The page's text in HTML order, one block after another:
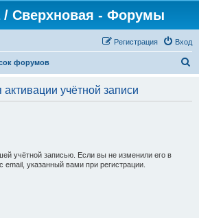
/ Сверхновая - Форумы
Вход
Регистрация
форумов
учётной записи
учётной записью. Если вы не изменили его в
email, указанный вами при регистрации.